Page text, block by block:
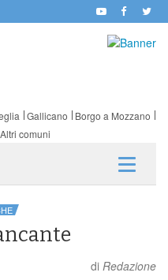
Gallicano
Borgo a Mozzano
Altri comuni
di Redazione